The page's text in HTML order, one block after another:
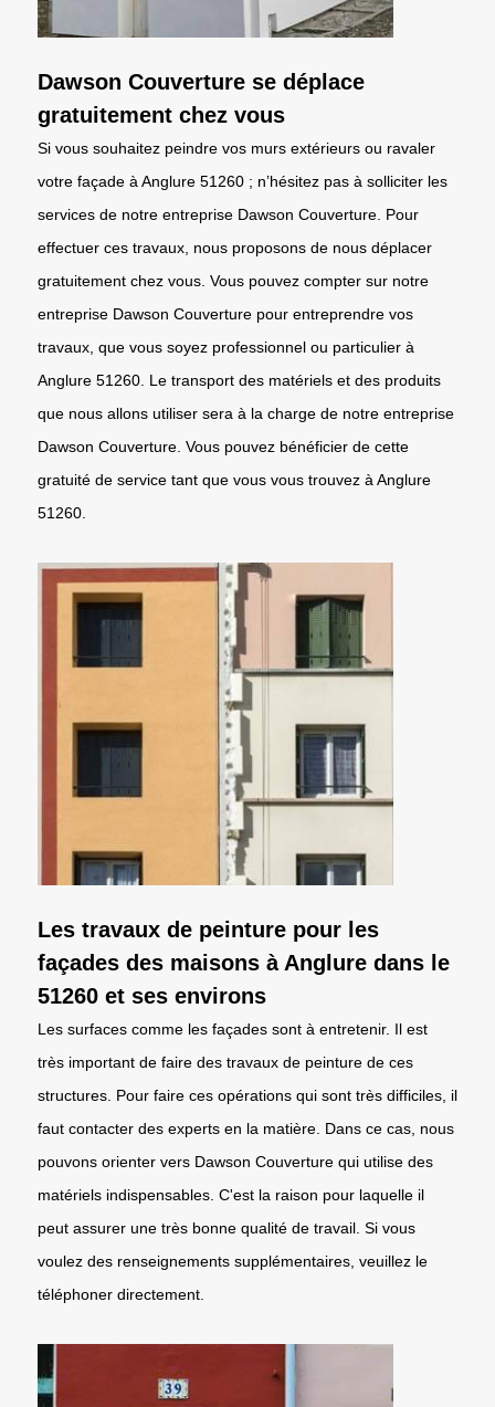
Dawson Couverture se déplace
gratuitement chez vous
Si vous souhaitez peindre vos murs extérieurs ou ravaler
votre façade à Anglure 51260 ; n’hésitez pas à solliciter les
services de notre entreprise Dawson Couverture. Pour
effectuer ces travaux, nous proposons de nous déplacer
gratuitement chez vous. Vous pouvez compter sur notre
entreprise Dawson Couverture pour entreprendre vos
travaux, que vous soyez professionnel ou particulier à
Anglure 51260. Le transport des matériels et des produits
que nous allons utiliser sera à la charge de notre entreprise
Dawson Couverture. Vous pouvez bénéficier de cette
gratuité de service tant que vous vous trouvez à Anglure
51260.
Les travaux de peinture pour les
façades des maisons à Anglure dans le
51260 et ses environs
Les surfaces comme les façades sont à entretenir. Il est
très important de faire des travaux de peinture de ces
structures. Pour faire ces opérations qui sont très difficiles, il
faut contacter des experts en la matière. Dans ce cas, nous
pouvons orienter vers Dawson Couverture qui utilise des
matériels indispensables. C'est la raison pour laquelle il
peut assurer une très bonne qualité de travail. Si vous
voulez des renseignements supplémentaires, veuillez le
téléphoner directement.